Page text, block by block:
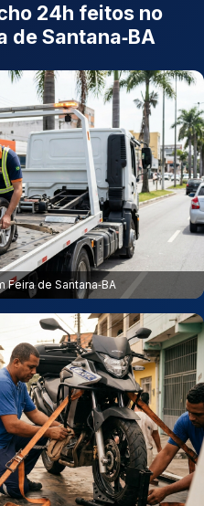
24h feitos no
de Santana‑BA
Feira de Santana‑BA